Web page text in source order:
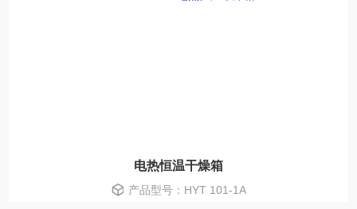
电热恒温干燥箱
产品型号：HYT 101-1A